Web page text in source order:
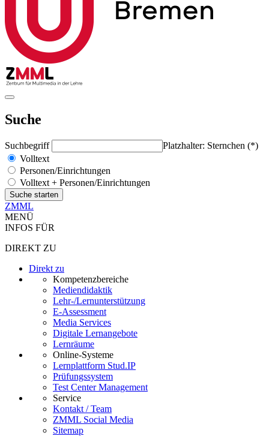
Suche
Suchbegriff
Platzhalter: Sternchen (*)
Volltext
Personen/Einrichtungen
Volltext + Personen/Einrichtungen
ZMML
MENÜ
INFOS FÜR
DIREKT ZU
Direkt zu
Kompetenzbereiche
Mediendidaktik
Lehr-/Lernunterstützung
E-Assessment
Media Services
Digitale Lernangebote
Lernräume
Online-Systeme
Lernplattform Stud.IP
Prüfungssystem
Test Center Management
Service
Kontakt / Team
ZMML Social Media
Sitemap